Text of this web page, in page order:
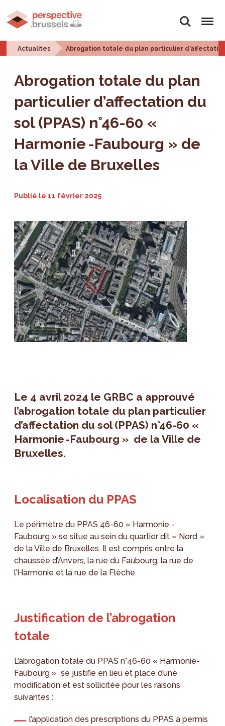
Rechercher
Menu
Actualites Abrogation totale du plan particulier
Abrogation totale du plan
particulier d’affectation du
sol (PPAS) n°46-60 «
Harmonie -Faubourg » de
la Ville de Bruxelles
Publié le11 février 2025
Le 4 avril 2024 le GRBC a approuvé
l’abrogation totale du plan particulier
d’affectation du sol (PPAS) n°46-60 «
Harmonie -Faubourg » de la Ville de
Bruxelles.
Localisation du PPAS
Le périmètre du PPAS 46-60 « Harmonie -
Faubourg » se situe au sein du quartier dit « Nord »
de la Ville de Bruxelles. Il est compris entre la
chaussée d’Anvers, la rue du Faubourg, la rue de
l’Harmonie et la rue de la Flèche.
Justification de l’abrogation
totale
L’abrogation totale du PPAS n°46-60 « Harmonie-
Faubourg » se justifie en lieu et place d’une
modification et est sollicitée pour les raisons
suivantes :
l’application des prescriptions du PPAS a permis